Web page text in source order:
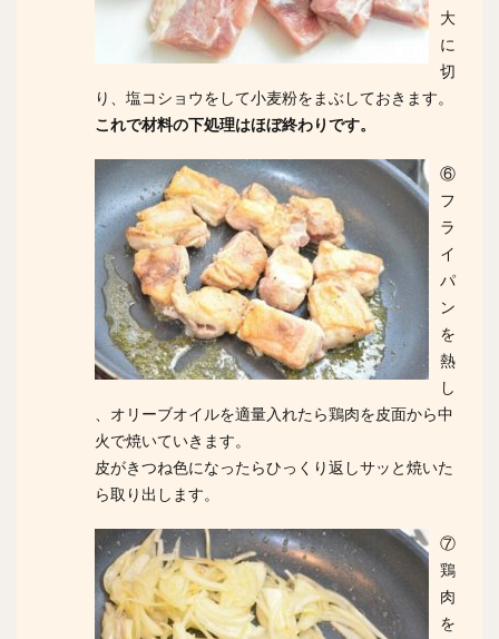
大
に
切
り、塩コショウをして小麦粉をまぶしておきます。
これで材料の下処理はほぼ終わりです。
⑥
フ
ラ
イ
パ
ン
を
熱
し
、オリーブオイルを適量入れたら鶏肉を皮面から中
火で焼いていきます。
皮がきつね色になったらひっくり返しサッと焼いた
ら取り出します。
⑦
鶏
肉
を